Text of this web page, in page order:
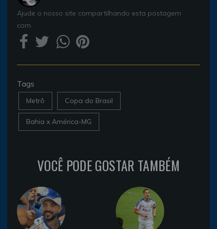
Ajude o nosso site compartilhando esta postagem
com
Tags
Metrô Copa do Brasil
Bahia x América-MG
VOCÊ PODE GOSTAR TAMBÉM